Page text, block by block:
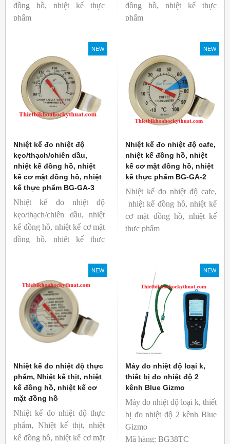
đồng hồ, nhiệt kế thực
phẩm
Thương hiệu: Blue Gizmo
đồng hồ, nhiệt kế thực
phẩm
Thương hiệu: Blue Gizmo
NEW
Nhiệt kế đo nhiệt độ
kẹo/thạch/chiên dầu,
nhiệt kế đồng hồ, nhiệt
kế cơ mặt đồng hồ, nhiệt
kế thực phẩm BG-GA-3
Nhiệt kế đo nhiệt độ
kẹo/thạch/chiên dầu, nhiệt
kế đồng hồ, nhiệt kế cơ mặt
đồng hồ, nhiệt kế thực
Thương hiệu: Blue Gizmo
NEW
Nhiệt kế đo nhiệt độ cafe,
nhiệt kế đồng hồ, nhiệt
kế cơ mặt đồng hồ, nhiệt
kế thực phẩm BG-GA-2
Nhiệt kế đo nhiệt độ cafe,
nhiệt kế đồng hồ, nhiệt kế
cơ mặt đồng hồ, nhiệt kế
thực phẩm
NEW
Nhiệt kế đo nhiệt độ thực
phẩm, Nhiệt kế thịt, nhiệt
kế đồng hồ, nhiệt kế cơ
mặt đồng hồ
Nhiệt kế đo nhiệt độ thực
phẩm, Nhiệt kế thịt, nhiệt
kế đồng hồ, nhiệt kế cơ mặt
NEW
Máy đo nhiệt độ loại k,
thiết bị đo nhiệt độ 2
kênh Blue Gizmo
Máy đo nhiệt độ loại k, thiết
bị đo nhiệt độ 2 kênh Blue
Gizmo
Mã hàng: BG38TC